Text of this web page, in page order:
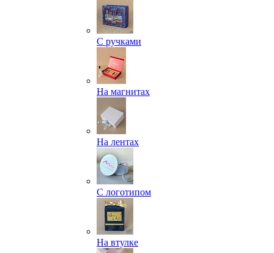
С ручками
На магнитах
На лентах
С логотипом
На втулке